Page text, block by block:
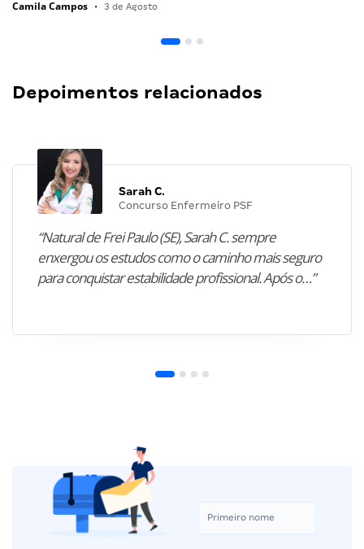
Camila Campos • 3 de Agosto
Depoimentos relacionados
Sarah C.
Concurso Enfermeiro PSF
“Natural de Frei Paulo (SE), Sarah C. sempre
enxergou os estudos como o caminho mais seguro
para conquistar estabilidade profissional. Após o…”